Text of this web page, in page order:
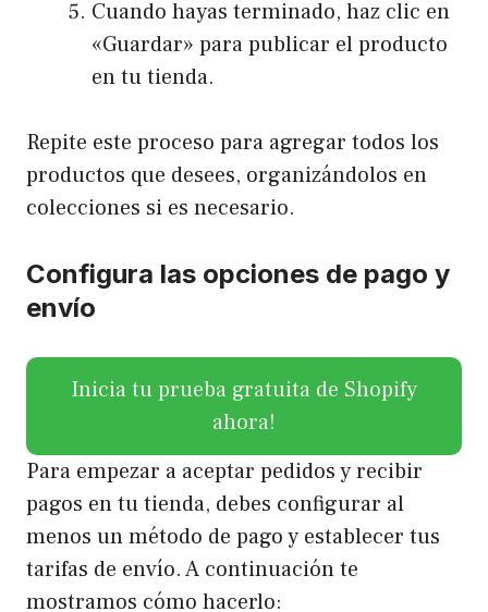
Cuando hayas terminado, haz clic en
«Guardar» para publicar el producto
en tu tienda.
Repite este proceso para agregar todos los
productos que desees, organizándolos en
colecciones si es necesario.
Configura las opciones de pago y
envío
Inicia tu prueba gratuita de Shopify
ahora!
Para empezar a aceptar pedidos y recibir
pagos en tu tienda, debes configurar al
menos un método de pago y establecer tus
tarifas de envío. A continuación te
mostramos cómo hacerlo: